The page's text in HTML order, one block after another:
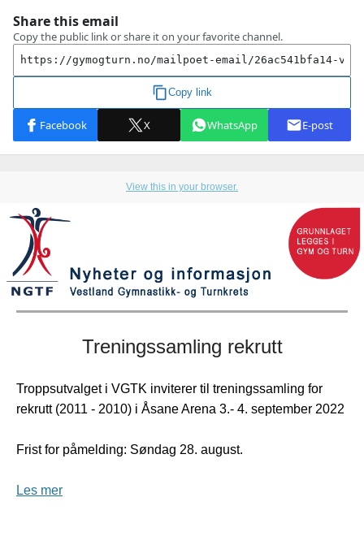
View this in your browser.
Treningssamling rekrutt
Troppsutvalget i VGTK inviterer til treningssamling for
rekrutt (2011 - 2010) i Åsane Arena 3.- 4. september 2022
Frist for påmelding: Søndag 28. august.
Les mer